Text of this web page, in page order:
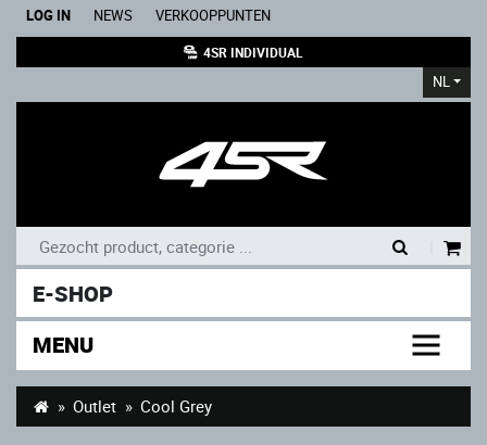
LOG IN NEWS VERKOOPPUNTEN
4SR INDIVIDUAL
NL
E-SHOP
MENU
Outlet Cool Grey